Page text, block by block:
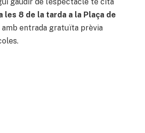
les 8 de la tarda a la Plaça de
amb entrada gratuïta prèvia